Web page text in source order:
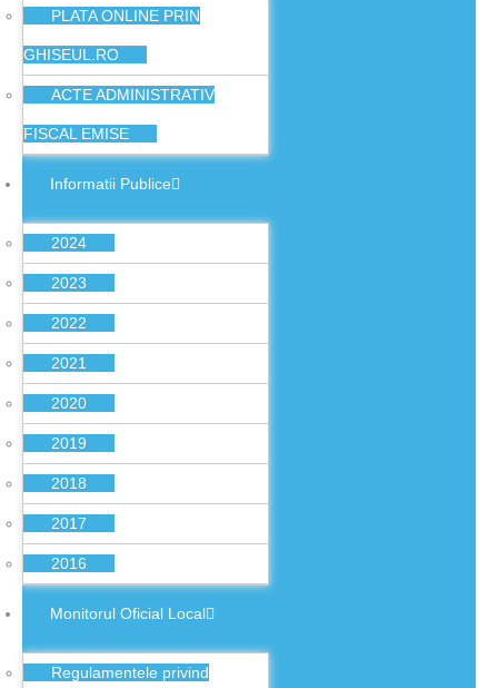
PLATA ONLINE PRIN
GHISEUL.RO
ACTE ADMINISTRATIV
FISCAL EMISE
Informatii Publice
2024
2023
2022
2021
2020
2019
2018
2017
2016
Monitorul Oficial Local
Regulamentele privind